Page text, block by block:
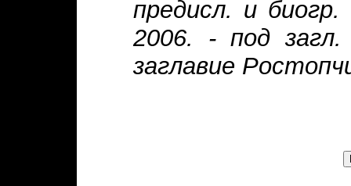
предисл. и
2006. - под
заглавие